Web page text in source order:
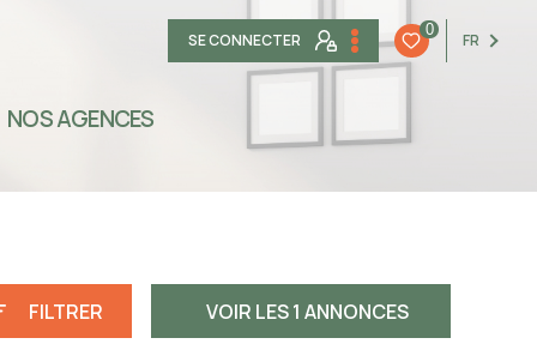
SE CONNECTER
0
FR
NOS AGENCES
FILTRER VOIR LES1 ANNONCES